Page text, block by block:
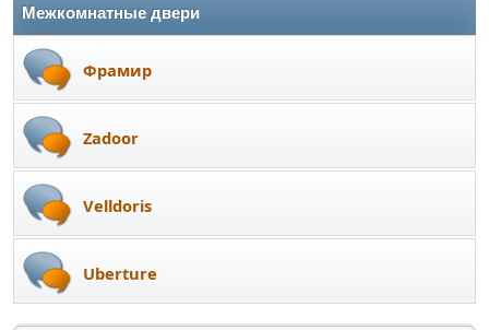
Межкомнатные двери
Фрамир
Zadoor
Velldoris
Uberture